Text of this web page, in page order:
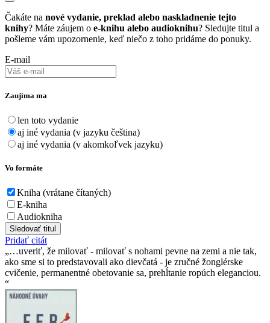
Čakáte na nové vydanie, preklad alebo naskladnenie tejto
knihy? Máte záujem o e-knihu alebo audioknihu? Sledujte titul a
pošleme vám upozornenie, keď niečo z toho pridáme do ponuky.
E-mail
Zaujíma ma
len toto vydanie
aj iné vydania (v jazyku čeština)
aj iné vydania (v akomkoľvek jazyku)
Vo formáte
Kniha (vrátane čítaných)
E-kniha
Audiokniha
Sledovať titul
Pridať citát
…uveriť, že milovať - milovať s nohami pevne na zemi a nie tak,
ako sme si to predstavovali ako dievčatá - je zručné žonglérske
cvičenie, permanentné obetovanie sa, prehĺtanie ropúch eleganciou.